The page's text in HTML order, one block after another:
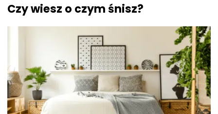
Czy wiesz o czym śnisz?